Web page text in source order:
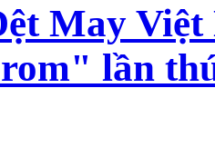
May
lần